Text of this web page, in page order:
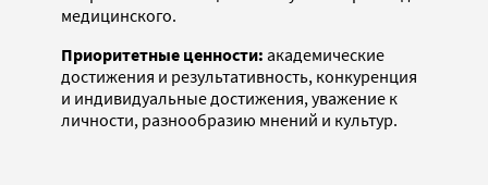
медицинского.
Приоритетные ценности: академические
достижения и результативность, конкуренция
и индивидуальные достижения, уважение к
личности, разнообразию мнений и культур.